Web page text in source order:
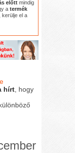
előttmindig
atermék
kerülje el a
hírt, hogy